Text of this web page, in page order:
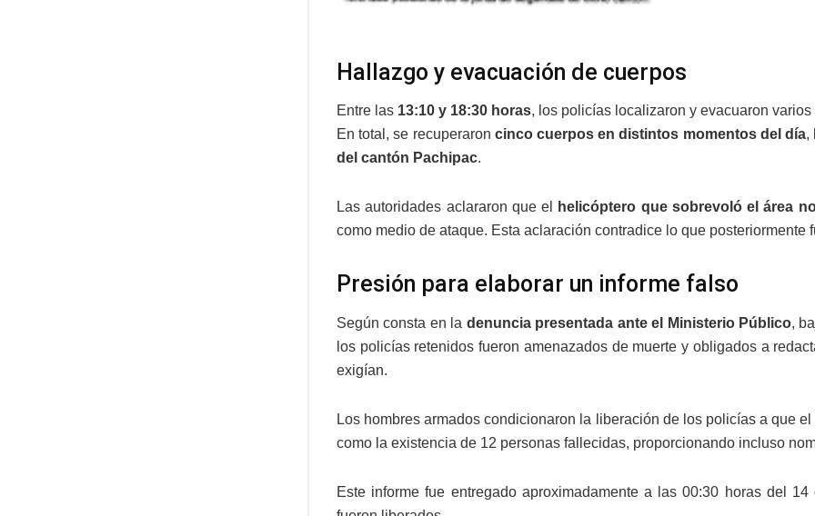
Hallazgo y evacuación de cuerpos
Entre las 13:10 y 18:30 horas, los policías localizaron y evacuaron
En total, se recuperaron cinco cuerpos en distintos momentos del día,
del cantón Pachipac.
Las autoridades aclararon que el helicóptero que sobrevoló el área
como medio de ataque. Esta aclaración contradice lo que posteriormente
Presión para elaborar un informe falso
Según consta en la denuncia presentada ante el Ministerio Público,
los policías retenidos fueron amenazados de muerte y obligados a
exigían.
Los hombres armados condicionaron la liberación de los policías a que
como la existencia de 12 personas fallecidas, proporcionando incluso
Este informe fue entregado aproximadamente a las 00:30 horas del